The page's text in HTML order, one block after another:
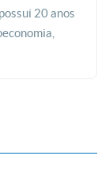
possui 20 anos